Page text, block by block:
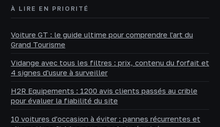
À LIRE EN PRIORITÉ
Voiture GT : le guide ultime pour comprendre l'art du
Grand Tourisme
Vidange avec tous les filtres : prix, contenu du forfait et
4 signes d'usure à surveiller
H2R Equipements : 1200 avis clients passés au crible
pour évaluer la fiabilité du site
10 voitures d'occasion à éviter : pannes récurrentes et